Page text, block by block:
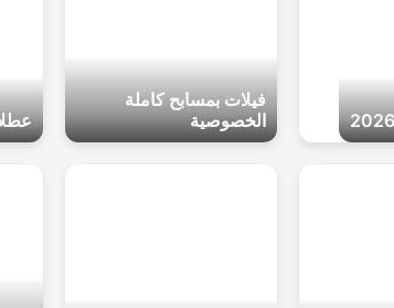
فيلات بمسابح كاملة
الخصوصية